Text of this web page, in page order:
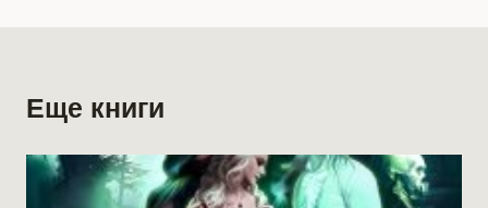
Еще книги